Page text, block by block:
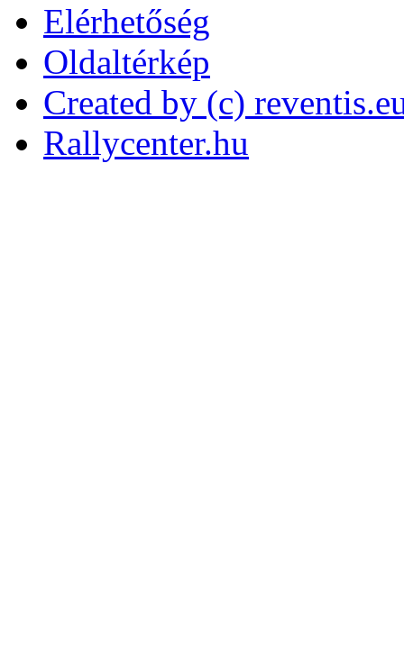
Elérhetőség
Oldaltérkép
Created by (c)
Rallycenter.hu